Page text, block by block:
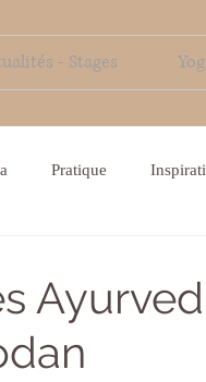
- Stages
Pratique